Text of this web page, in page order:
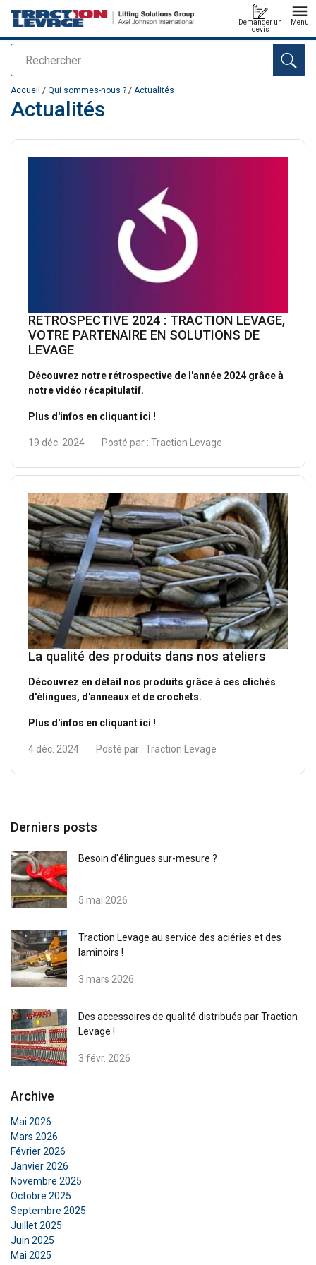
Rechercher
Demander un
devis
Menu
Ajouté au panier
Accueil / Qui sommes-nous ? / Actualités
Actualités
RETROSPECTIVE 2024 : TRACTION LEVAGE,
VOTRE PARTENAIRE EN SOLUTIONS DE
LEVAGE
Découvrez notre rétrospective de l'année 2024 grâce à
notre vidéo récapitulatif.
Plus d'infos en cliquant ici !
19 déc. 2024 Posté par : Traction Levage
La qualité des produits dans nos ateliers
Découvrez en détail nos produits grâce à ces clichés
d'élingues, d'anneaux et de crochets.
Plus d'infos en cliquant ici !
4 déc. 2024 Posté par : Traction Levage
Derniers posts
Besoin d'élingues sur-mesure ?
5 mai 2026
Traction Levage au service des aciéries et des
laminoirs !
3 mars 2026
Des accessoires de qualité distribués par Traction
Levage !
3 févr. 2026
Archive
Mai 2026
Mars 2026
Février 2026
Janvier 2026
Novembre 2025
Octobre 2025
Septembre 2025
Juillet 2025
Juin 2025
Mai 2025